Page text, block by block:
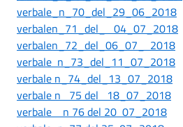
verbale_n_70_del_29_06_2018
verbalen_71_del_ 04_07_2018
verbalen_72_del_06_07_ 2018
verbale n_73_del_11_07_2018
verbale n_74_del_13_07_2018
verbale n 75 del 18_07_2018
verbale n 76 del 20 07_2018